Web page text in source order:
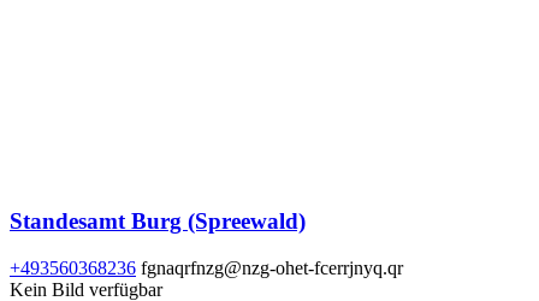
Standesamt Burg (Spreewald)
+493560368236 fgnaqrfnzg@nzg-ohet-fcerrjnyq.qr
Kein Bild verfügbar